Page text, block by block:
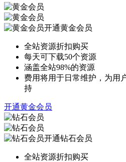
开通黄金会员
全站资源折扣购买
每天可下载50个资源
涵盖全站98%的资源
费用将用于日常维护，为用
持
开通黄金会员
开通钻石会员
全站资源折扣购买